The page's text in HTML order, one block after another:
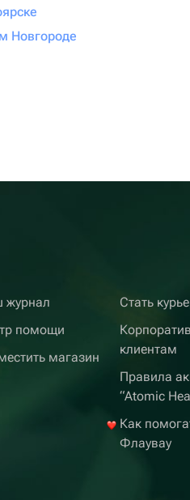
Новгороде
журнал
помощи
магазин
Стать
клиентам
Правила
“Atomic
Как
Флаувау